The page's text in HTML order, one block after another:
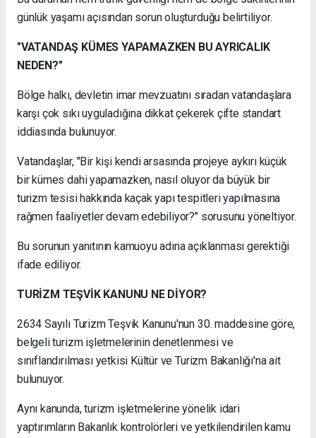
günlük yaşamı açısından sorun oluşturduğu belirtiliyor.
"VATANDAŞ KÜMES YAPAMAZKEN BU AYRICALIK
NEDEN?"
Bölge halkı, devletin imar mevzuatını sıradan vatandaşlara
karşı çok sıkı uyguladığına dikkat çekerek çifte standart
iddiasında bulunuyor.
Vatandaşlar, "Bir kişi kendi arsasında projeye aykırı küçük
bir kümes dahi yapamazken, nasıl oluyor da büyük bir
turizm tesisi hakkında kaçak yapı tespitleri yapılmasına
rağmen faaliyetler devam edebiliyor?" sorusunu yöneltiyor.
Bu sorunun yanıtının kamuoyu adına açıklanması gerektiği
ifade ediliyor.
TURİZM TEŞVİK KANUNU NE DİYOR?
2634 Sayılı Turizm Teşvik Kanunu'nun 30. maddesine göre,
belgeli turizm işletmelerinin denetlenmesi ve
sınıflandırılması yetkisi Kültür ve Turizm Bakanlığı'na ait
bulunuyor.
Aynı kanunda, turizm işletmelerine yönelik idari
yaptırımların Bakanlık kontrolörleri ve yetkilendirilen kamu